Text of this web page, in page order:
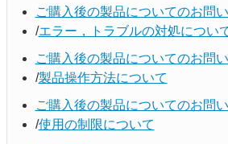
ご購入後の製品についてのお問
エラー，トラブルの対処につい
ご購入後の製品についてのお問
製品操作方法について
ご購入後の製品についてのお問
使用の制限について